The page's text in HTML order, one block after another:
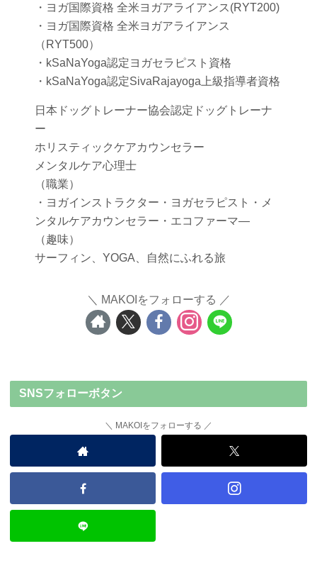
・ヨガ国際資格 全米ヨガアライアンス(RYT200)
・ヨガ国際資格 全米ヨガアライアンス
（RYT500）
・kSaNaYoga認定ヨガセラピスト資格
・kSaNaYoga認定SivaRajayoga上級指導者資格
日本ドッグトレーナー協会認定ドッグトレーナ
ー
ホリスティックケアカウンセラー
メンタルケア心理士
（職業）
・ヨガインストラクター・ヨガセラピスト・メ
ンタルケアカウンセラー・エコファーマ―
（趣味）
サーフィン、YOGA、自然にふれる旅
MAKOIをフォローする
SNSフォローボタン
MAKOIをフォローする